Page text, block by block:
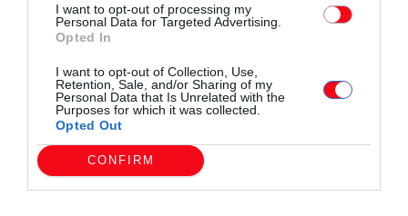
I want to opt-out of processing my
Personal Data for Targeted Advertising.
Opted In
I want to opt-out of Collection, Use,
Retention, Sale, and/or Sharing of my
Personal Data that Is Unrelated with the
Purposes for which it was collected.
Opted Out
CONFIRM